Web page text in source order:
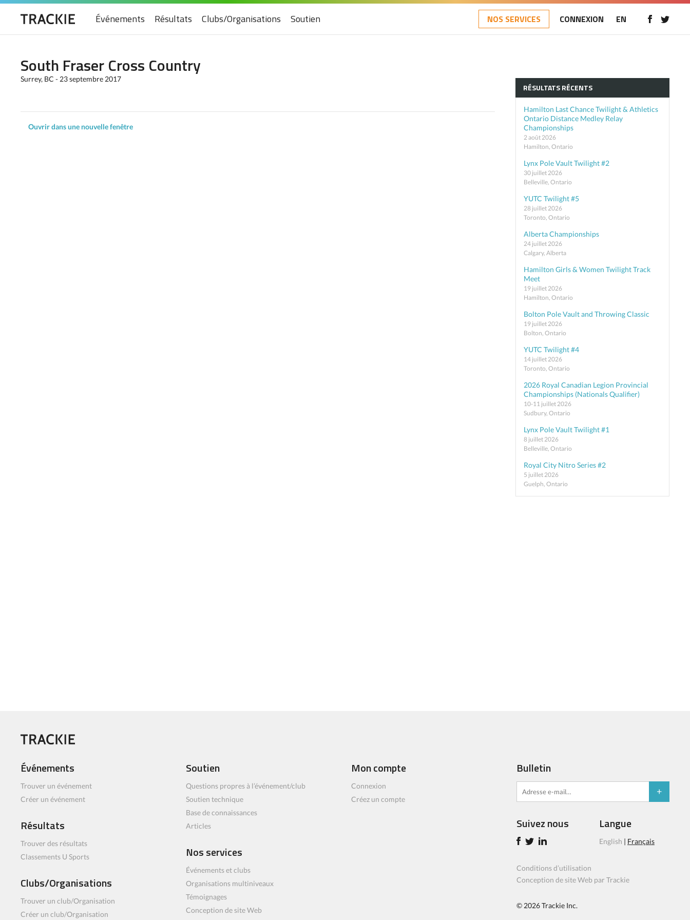
Événements Résultats Clubs/Organisations Soutien NOS SERVICES CONNEXION EN
South Fraser Cross Country
Surrey, BC - 23 septembre 2017
Ouvrir dans une nouvelle fenêtre
RÉSULTATS RÉCENTS
Hamilton Last Chance Twilight & Athletics
Ontario Distance Medley Relay
Championships
2 août 2026
Hamilton, Ontario
Lynx Pole Vault Twilight #2
30 juillet 2026
Belleville, Ontario
YUTC Twilight #5
28 juillet 2026
Toronto, Ontario
Alberta Championships
24 juillet 2026
Calgary, Alberta
Hamilton Girls & Women Twilight Track
Meet
19 juillet 2026
Hamilton, Ontario
Bolton Pole Vault and Throwing Classic
19 juillet 2026
Bolton, Ontario
YUTC Twilight #4
14 juillet 2026
Toronto, Ontario
2026 Royal Canadian Legion Provincial
Championships (Nationals Qualifier)
10-11 juillet 2026
Sudbury, Ontario
Lynx Pole Vault Twilight #1
8 juillet 2026
Belleville, Ontario
Royal City Nitro Series #2
5 juillet 2026
Guelph, Ontario
Événements
Trouver un événement
Créer un événement
Résultats
Trouver des résultats
Classements U Sports
Clubs/Organisations
Trouver un club/Organisation
Créer un club/Organisation
Soutien
Questions propres à l’événement/club
Soutien technique
Base de connaissances
Articles
Nos services
Événements et clubs
Organisations multiniveaux
Témoignages
Conception de site Web
Mon compte
Connexion
Créez un compte
Bulletin
Suivez nous Langue
English | Français
Conditions d’utilisation
Conception de site Web par Trackie
© 2026Trackie Inc.